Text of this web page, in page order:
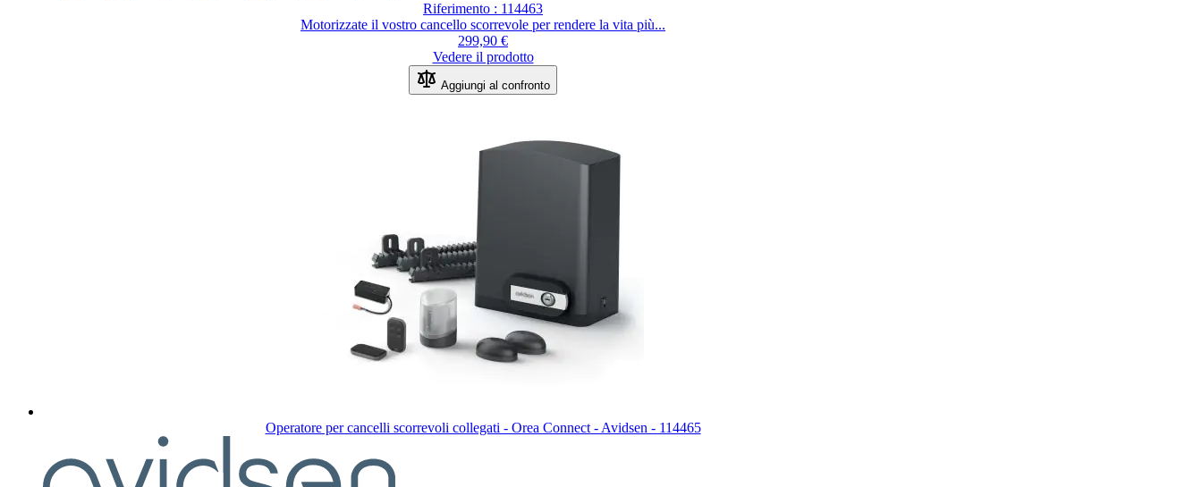
Riferimento : 114463
Motorizzate il vostro cancello scorrevole per rendere la vita più...
299,90 €
Vedere il prodotto
Aggiungi al confronto
Operatore per cancelli scorrevoli collegati - Orea Connect - Avidsen - 114465